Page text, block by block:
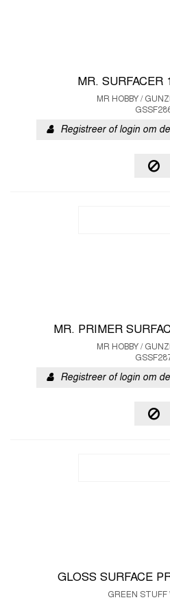
MR. SURFACER
MR HOBBY /
Registreer of login om
MR. PRIMER
MR HOBBY /
Registreer of login om
GLOSS SURFACE
GREEN STUFF